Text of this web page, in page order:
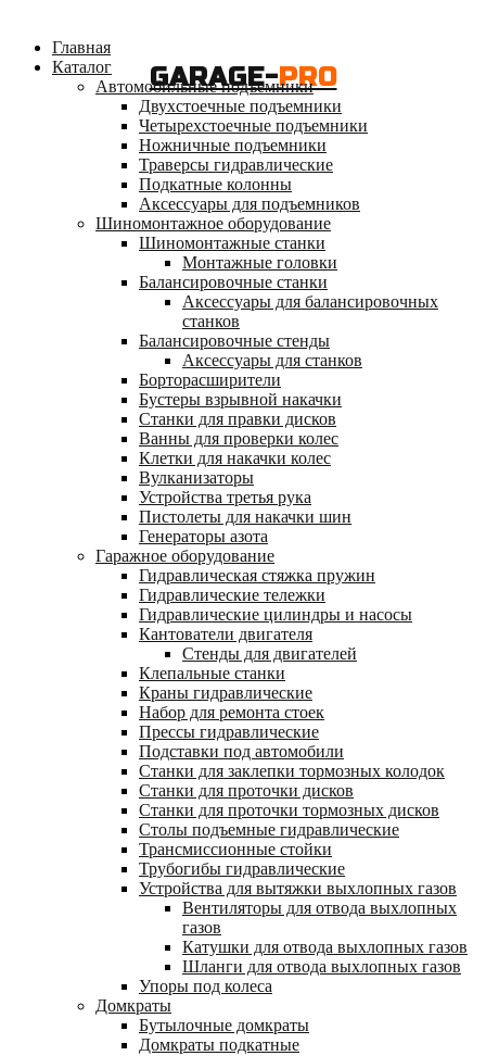
GARAGE-PRO
Главная
Каталог
Автомобильные подъемники
Двухстоечные подъемники
Четырехстоечные подъемники
Ножничные подъемники
Траверсы гидравлические
Подкатные колонны
Аксессуары для подъемников
Шиномонтажное оборудование
Шиномонтажные станки
Монтажные головки
Балансировочные станки
Аксессуары для балансировочных
станков
Балансировочные стенды
Аксессуары для станков
Борторасширители
Бустеры взрывной накачки
Станки для правки дисков
Ванны для проверки колес
Клетки для накачки колес
Вулканизаторы
Устройства третья рука
Пистолеты для накачки шин
Генераторы азота
Гаражное оборудование
Гидравлическая стяжка пружин
Гидравлические тележки
Гидравлические цилиндры и насосы
Кантователи двигателя
Стенды для двигателей
Клепальные станки
Краны гидравлические
Набор для ремонта стоек
Прессы гидравлические
Подставки под автомобили
Станки для заклепки тормозных колодок
Станки для проточки дисков
Станки для проточки тормозных дисков
Столы подъемные гидравлические
Трансмиссионные стойки
Трубогибы гидравлические
Устройства для вытяжки выхлопных газов
Вентиляторы для отвода выхлопных
газов
Катушки для отвода выхлопных газов
Шланги для отвода выхлопных газов
Упоры под колеса
Домкраты
Бутылочные домкраты
Домкраты подкатные